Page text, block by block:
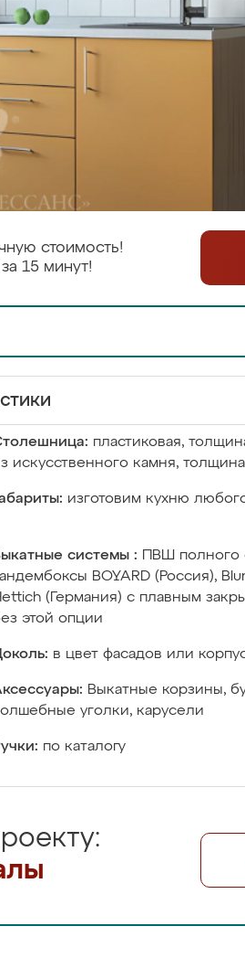
стоимость!
15 минут!
пластиковая,
искусственного камня,
изготовим кухню
системы :
ПВШ полного
BOYARD (Россия),
(Германия) с плавным
этой опции
в цвет фасадов или
Выкатные корзины,
уголки, карусели
по каталогу